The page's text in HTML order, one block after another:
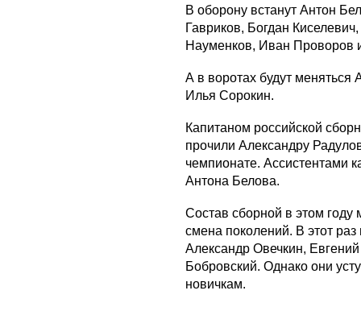
В оборону встанут Антон
Гавриков, Богдан
Науменков, Иван Проворов
А в воротах будут
Илья Сорокин.
Капитаном российской
прочили Александру
чемпионате. Ассистентами
Антона Белова.
Состав сборной в этом году
смена поколений. В этот
Александр Овечкин,
Бобровский. Однако они
новичкам.